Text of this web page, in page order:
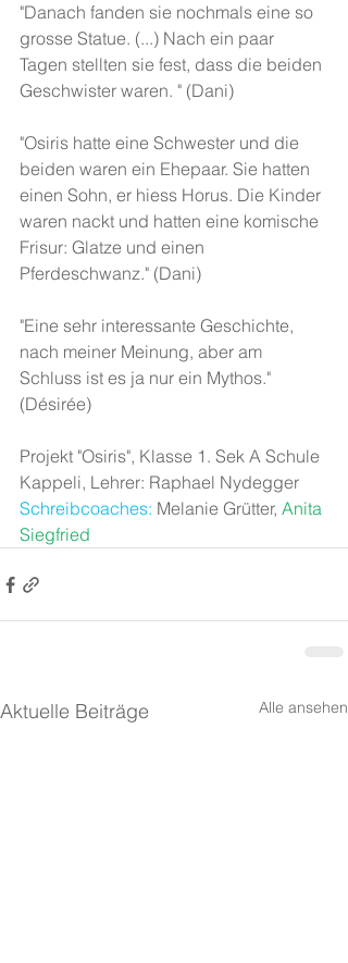
"Danach fanden sie nochmals eine so
grosse Statue. (...) Nach ein paar
Tagen stellten sie fest, dass die beiden
Geschwister waren. " (Dani)
"Osiris hatte eine Schwester und die
beiden waren ein Ehepaar. Sie hatten
einen Sohn, er hiess Horus. Die Kinder
waren nackt und hatten eine komische
Frisur: Glatze und einen
Pferdeschwanz." (Dani)
"Eine sehr interessante Geschichte,
nach meiner Meinung, aber am
Schluss ist es ja nur ein Mythos."
(Désirée)
Projekt "Osiris", Klasse 1. Sek A Schule
Kappeli, Lehrer: Raphael Nydegger
Schreibcoaches: Melanie Grütter, Anita
Siegfried
Aktuelle Beiträge Alle ansehen